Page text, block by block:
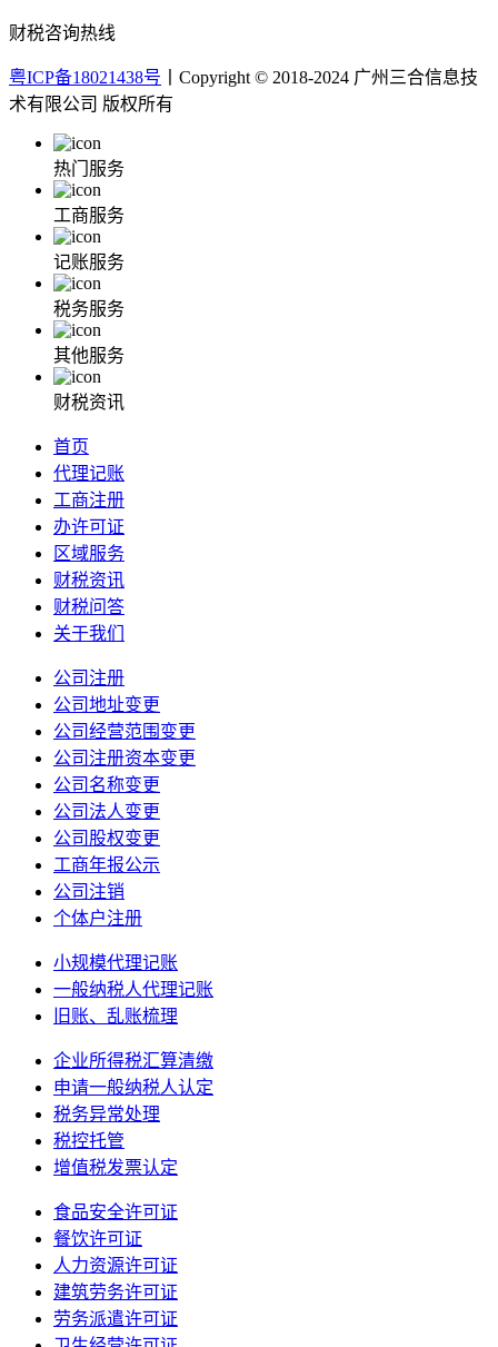
财税咨询热线
粤ICP备18021438号 丨Copyright © 2018-2024 广州三合信息技
术有限公司 版权所有
热门服务
工商服务
记账服务
税务服务
其他服务
财税资讯
首页
代理记账
工商注册
办许可证
区域服务
财税资讯
财税问答
关于我们
公司注册
公司地址变更
公司经营范围变更
公司注册资本变更
公司名称变更
公司法人变更
公司股权变更
工商年报公示
公司注销
个体户注册
小规模代理记账
一般纳税人代理记账
旧账、乱账梳理
企业所得税汇算清缴
申请一般纳税人认定
税务异常处理
税控托管
增值税发票认定
食品安全许可证
餐饮许可证
人力资源许可证
建筑劳务许可证
劳务派遣许可证